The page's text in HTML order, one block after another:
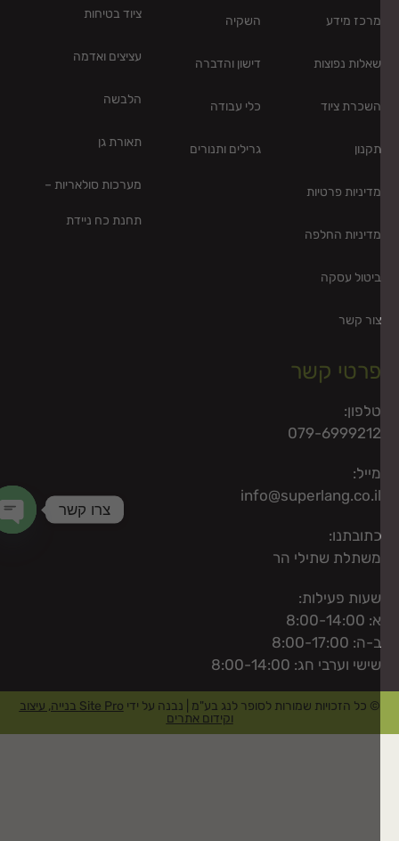
מרכז מידע
שאלות נפוצות
השכרת ציוד
תקנון
מדיניות פרטיות
מדיניות החלפה
ביטול עסקה
צור קשר
השקיה
דישון והדברה
כלי עבודה
גרילים ותנורים
ציוד בטיחות
עציצים ואדמה
הלבשה
תאורת גן
מערכות סולאריות –
תחנת כח ניידת
פרטי קשר
טלפון:
079-6999212
מייל:
info@superlang.co.il
כתובתנו:
משתלת שתילי הר
שעות פעילות:
ב-ה: 8:00-17:00
שישי וערבי חג: 8:00-14:00
© כל הזכויות שמורות לסופר לנג בע"מ | נבנה על ידי
Site Pro בנייה, עיצוב
וקידום אתרים
צרו קשר